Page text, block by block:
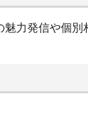
力発信や個